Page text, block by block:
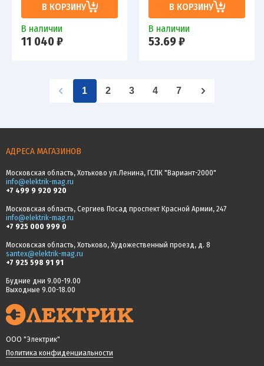
В КОРЗИНУ
В наличии
11 040 ₽
В КОРЗИНУ
В наличии
53.69 ₽
1 2 3 4 7
АДРЕСА МАГАЗИНОВ
Московская область, Хотьково ул.Ленина, ГСПК "Вариант-2000"
info@elektrik-mag.ru
+7 499 9 920 920
Московская область, Сергиев Посад проспект Красной Армии, 247
info@elektrik-mag.ru
+7 925 000 999 0
Московская область, Хотьково, Художественный проезд, д. 8
santex@elektrik-mag.ru
+7 925 598 91 91
Будние дни 9.00-19.00
Выходные 9.00-18.00
ООО "Электрик"
Политика конфиденциальности